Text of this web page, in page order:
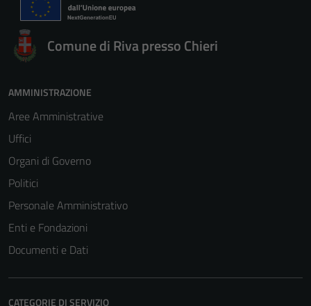
Comune di Riva presso Chieri
AMMINISTRAZIONE
Aree Amministrative
Uffici
Organi di Governo
Politici
Personale Amministrativo
Enti e Fondazioni
Documenti e Dati
CATEGORIE DI SERVIZIO